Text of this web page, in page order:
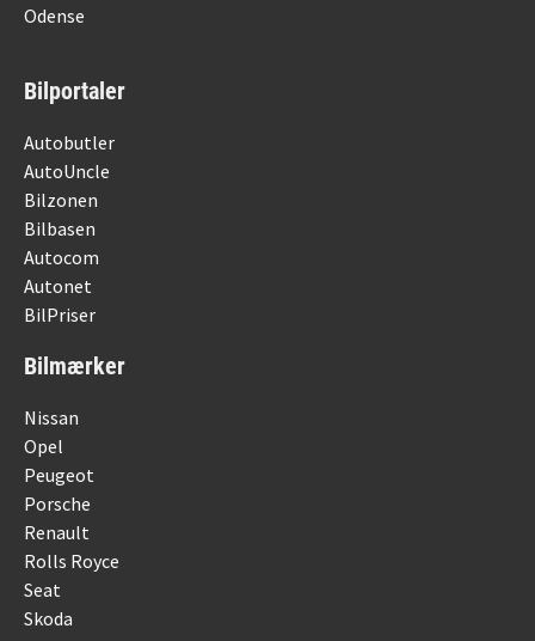
Odense
Bilportaler
Autobutler
AutoUncle
Bilzonen
Bilbasen
Autocom
Autonet
BilPriser
Bilmærker
Nissan
Opel
Peugeot
Porsche
Renault
Rolls Royce
Seat
Skoda